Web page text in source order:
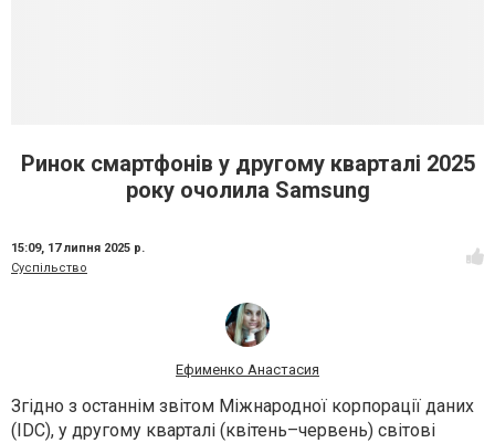
Ринок смартфонів у другому кварталі 2025
року очолила Samsung
15:09, 17 липня 2025 р.
Суспільство
Ефименко Анастасия
Згідно з останнім звітом Міжнародної корпорації даних
(IDC), у другому кварталі (квітень–червень) світові